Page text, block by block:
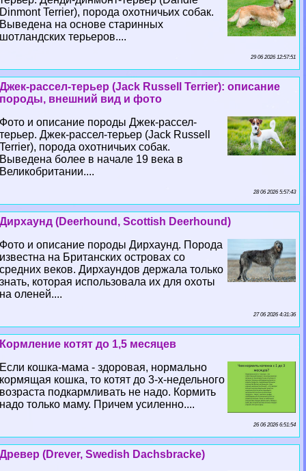
Dinmont Terrier), порода охотничьих собак.
Выведена на основе старинных
шотландских терьеров....
29 06 2026 12:57:51
Джек-рассел-терьер (Jack Russell Terrier): описание
породы, внешний вид и фото
Фото и описание породы Джек-рассел-
терьер. Джек-рассел-терьер (Jack Russell
Terrier), порода охотничьих собак.
Выведена более в начале 19 века в
Великобритании....
28 06 2026 5:57:43
Дирхаунд (Deerhound, Scottish Deerhound)
Фото и описание породы Дирхаунд. Порода
известна на Британских островах со
средних веков. Дирхаундов держала только
знать, которая использовала их для охоты
на оленей....
27 06 2026 4:31:36
Кормление котят до 1,5 месяцев
Если кошка-мама - здоровая, нормально
кормящая кошка, то котят до 3-х-недельного
возраста подкармливать не надо. Кормить
надо только маму. Причем усиленно....
26 06 2026 6:51:54
Древер (Drever, Swedish Dachsbracke)